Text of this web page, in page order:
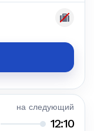
на следующий
12:10